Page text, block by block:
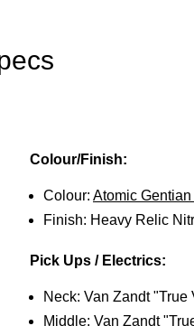
Colour/Finish:
Colour: Atomic
Finish: Heavy Relic
Pick Ups / Electrics:
Neck: Van Zandt "True
Middle: Van Zandt